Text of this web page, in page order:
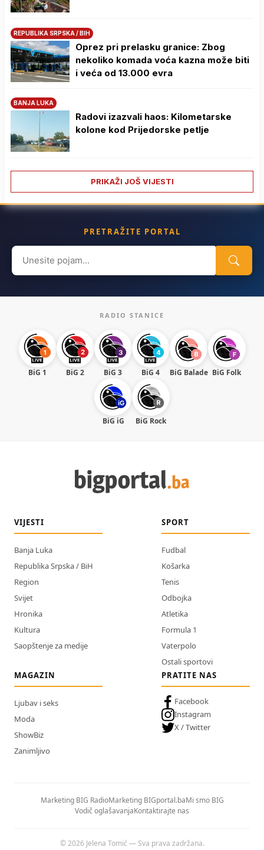
REPUBLIKA SRPSKA / BIH
Oprez pri prelasku granice: Zbog
nekoliko komada voća kazna može biti
i veća od 13.000 evra
BANJA LUKA
Radovi izazvali haos: Kilometarske
kolone kod Prijedorske petlje
PRIKAŽI JOŠ VIJESTI
PRETRAŽITE PORTAL
Search
for:
RADIO STANICE
BiG 1 BiG 2 BiG 3 BiG 4 BiG Balade BiG Folk
BiG iG BiG Rock
VIJESTI
Banja Luka
Republika Srpska / BiH
Region
Svijet
Hronika
Kultura
Saopštenje za medije
SPORT
Fudbal
Košarka
Tenis
Odbojka
Atletika
Formula 1
Vaterpolo
Ostali sportovi
MAGAZIN
Ljubav i seks
Moda
ShowBiz
Zanimljivo
PRATITE NAS
Facebook
Instagram
X / Twitter
Marketing BIG RadioMarketing BIGportal.baMi smo BIG
Vodič oglašavanjaKontaktirajte nas
© 2026 Jelena Tomić — Sva prava zadržana.